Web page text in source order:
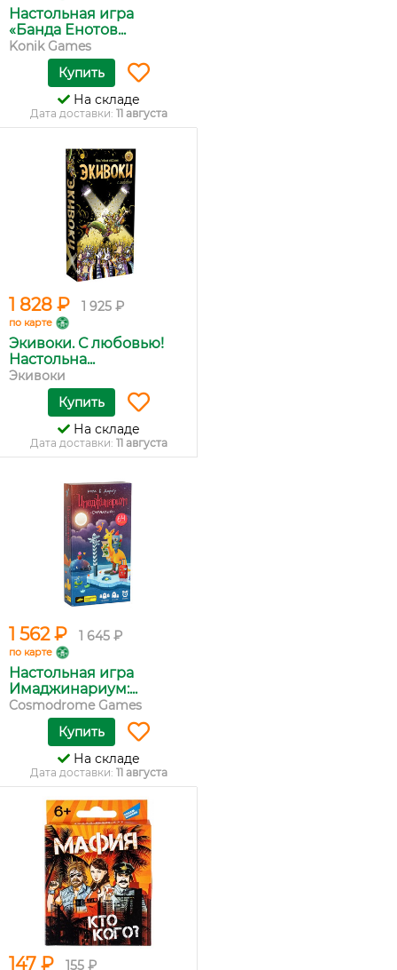
Настольная игра
«Банда Енотов...
Konik Games
Купить
На складе
Дата доставки: 11 августа
1 828 ₽ 1 925 ₽
по карте
Экивоки. С любовью!
Настольна...
Экивоки
Купить
На складе
Дата доставки: 11 августа
1 562 ₽ 1 645 ₽
по карте
Настольная игра
Имаджинариум:...
Cosmodrome Games
Купить
На складе
Дата доставки: 11 августа
147 ₽ 155 ₽